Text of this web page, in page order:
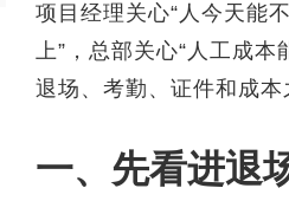
项目经理关心“人今天能
上”，总部关心“人工成
退场、考勤、证件和成本
一、先看进退